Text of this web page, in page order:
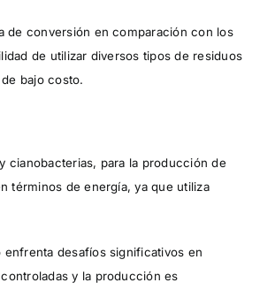
de conversión en comparación con los
de utilizar diversos tipos de residuos
bajo costo.
cianobacterias, para la producción de
términos de energía, ya que utiliza
desafíos significativos en
y la producción es